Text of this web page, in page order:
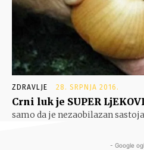
ZDRAVLJE 28. SRPNJA 2016.
Crni luk je SUPER
samo da je nezaobilazan
- Google